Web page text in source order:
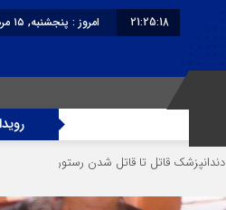
21:25:18
امروز : پنجشنبه, ۱۵ مرداد , ۱۴۰۵
تا قاتل‌ شدن رستوران‌‌دار